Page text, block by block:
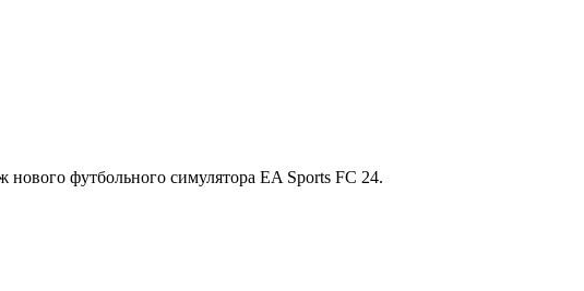
футбольного симулятора EA Sports FC 24.